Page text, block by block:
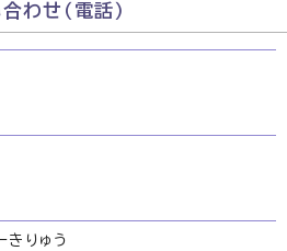
わせ（電話）
りゅう